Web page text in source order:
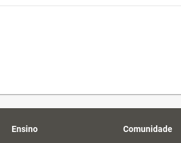
Ensino Comunidade